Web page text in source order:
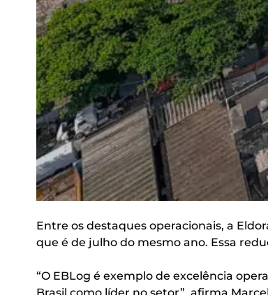
Entre os destaques operacionais, a
que é de julho do mesmo ano. Essa
“O EBLog é exemplo de excelência